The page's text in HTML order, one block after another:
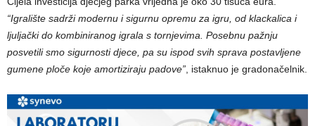
“Igralište sadrži modernu i sigurnu opremu za igru, od klackalica i
ljuljački do kombiniranog igrala s tornjevima. Posebnu pažnju
posvetili smo sigurnosti djece, pa su ispod svih sprava postavljene
gumene ploče koje amortiziraju padove” , istaknuo je gradonačelnik.